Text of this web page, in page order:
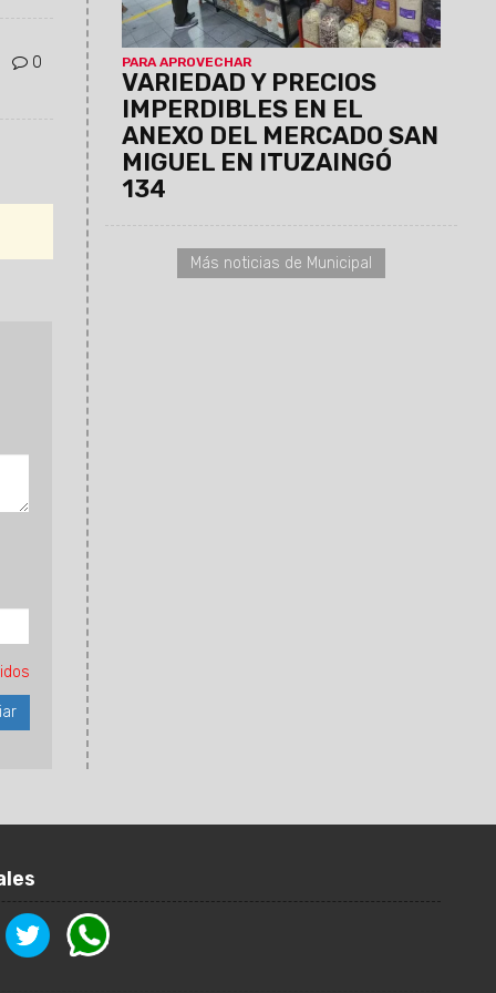
0 PARA APROVECHAR
VARIEDAD Y PRECIOS
IMPERDIBLES EN EL
ANEXO DEL MERCADO SAN
MIGUEL EN ITUZAINGÓ
134
limpieza y servicio técnico para
celulares, entre otros.
Más noticias de Municipal